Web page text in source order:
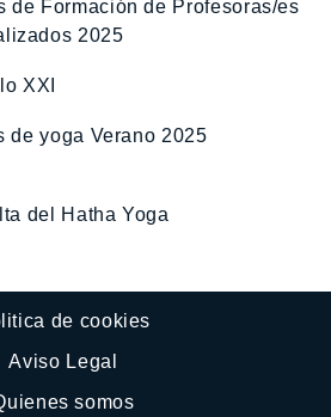
de Formación de Profesoras/es
2025
XXI
de yoga Verano 2025
del Hatha Yoga
de cookies
Aviso Legal
somos